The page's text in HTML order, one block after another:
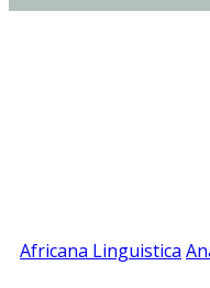
Africana Linguistica